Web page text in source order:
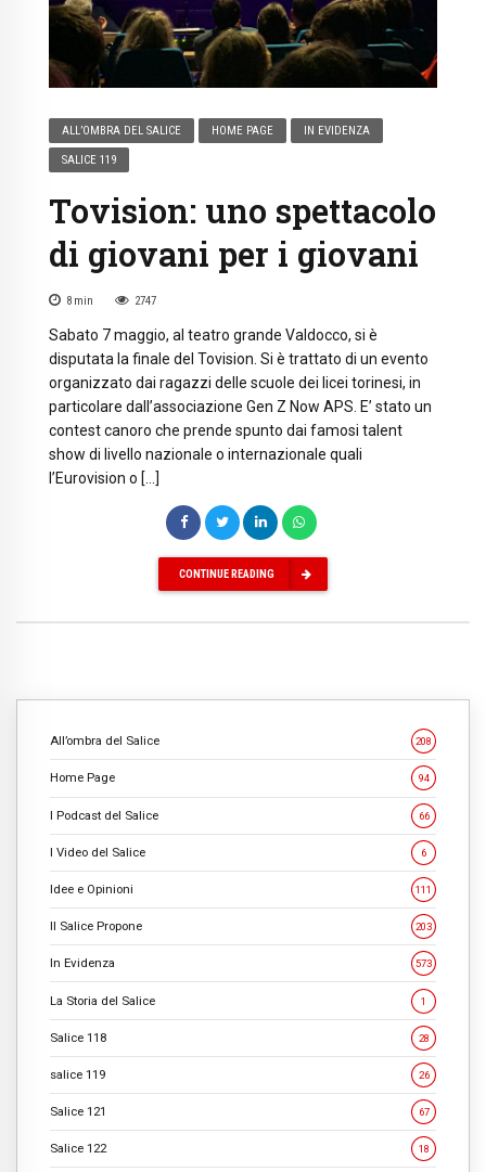
ALL’OMBRA DEL SALICE HOME PAGE IN EVIDENZA
SALICE 119
Tovision: uno spettacolo
di giovani per i giovani
8 min 2747
Sabato 7 maggio, al teatro grande Valdocco, si è
disputata la finale del Tovision. Si è trattato di un evento
organizzato dai ragazzi delle scuole dei licei torinesi, in
particolare dall’associazione Gen Z Now APS. E’ stato un
contest canoro che prende spunto dai famosi talent
show di livello nazionale o internazionale quali
l’Eurovision o […]
CONTINUE READING
All’ombra del Salice 208
Home Page 94
I Podcast del Salice 66
I Video del Salice 6
Idee e Opinioni 111
Il Salice Propone 203
In Evidenza 573
La Storia del Salice 1
Salice 118 28
salice 119 26
Salice 121 67
Salice 122 18